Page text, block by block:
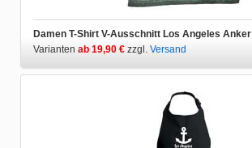
Damen T-Shirt V-Ausschnitt Los Angeles Anker
Varianten ab 19,90 € zzgl. Versand